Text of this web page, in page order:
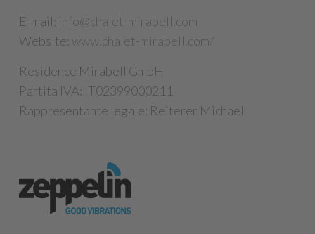
E-mail: info@chalet-mirabell.com
Website: www.chalet-mirabell.com/
Residence Mirabell GmbH
Partita IVA: IT02399000211
Rappresentante legale: Reiterer Michael